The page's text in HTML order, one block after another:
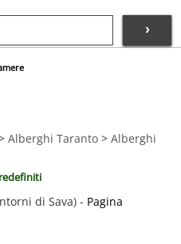
›
Alberghi Taranto > Alberghi
di Sava) - Pagina